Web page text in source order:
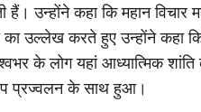
हैं। उन्होंने कहा कि महान
उल्लेख करते हुए उन्होंने कहा
के लोग यहां आध्यात्मिक
प्रज्वलन के साथ हुआ।